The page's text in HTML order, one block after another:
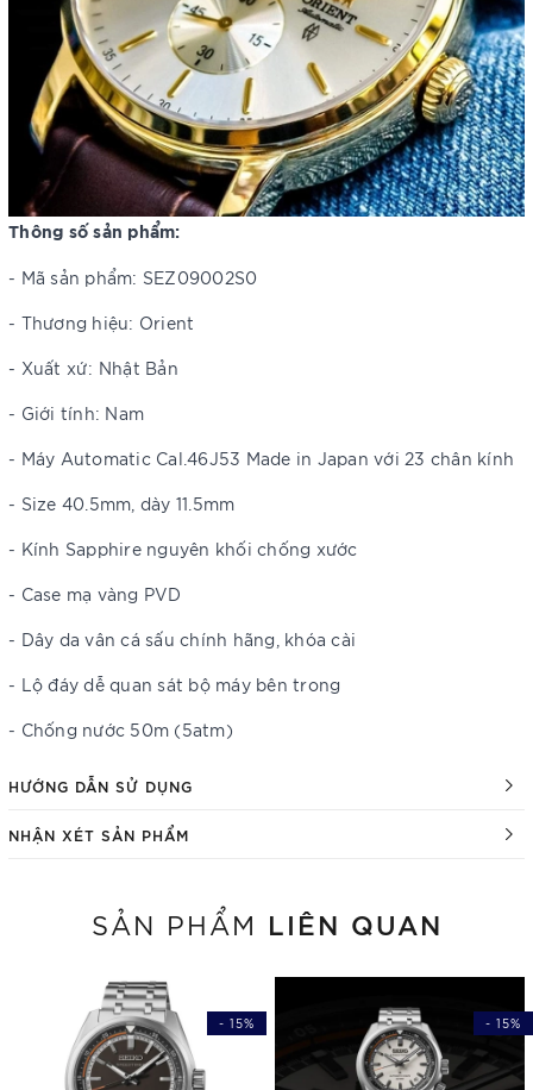
Thông số sản phẩm:
- Mã sản phẩm: SEZ09002S0
- Thương hiệu: Orient
- Xuất xứ: Nhật Bản
- Giới tính: Nam
- Máy Automatic Cal.46J53 Made in Japan với 23 chân kính
- Size 40.5mm, dày 11.5mm
- Kính Sapphire nguyên khối chống xước
- Case mạ vàng PVD
- Dây da vân cá sấu chính hãng, khóa cài
- Lộ đáy dễ quan sát bộ máy bên trong
- Chống nước 50m (5atm)
HƯỚNG DẪN SỬ DỤNG
NHẬN XÉT SẢN PHẨM
SẢN PHẨM LIÊN QUAN
- 15% - 15%